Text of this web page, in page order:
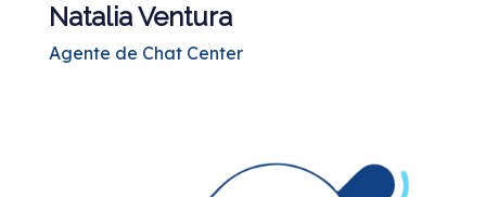
Natalia Ventura
Agente de Chat Center